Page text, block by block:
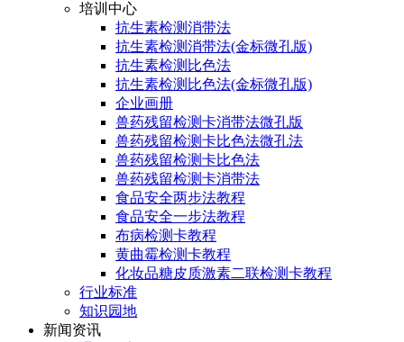
培训中心
抗生素检测消带法
抗生素检测消带法(金标微孔版)
抗生素检测比色法
抗生素检测比色法(金标微孔版)
企业画册
兽药残留检测卡消带法微孔版
兽药残留检测卡比色法微孔法
兽药残留检测卡比色法
兽药残留检测卡消带法
食品安全两步法教程
食品安全一步法教程
布病检测卡教程
黄曲霉检测卡教程
化妆品糖皮质激素二联检测卡教程
行业标准
知识园地
新闻资讯